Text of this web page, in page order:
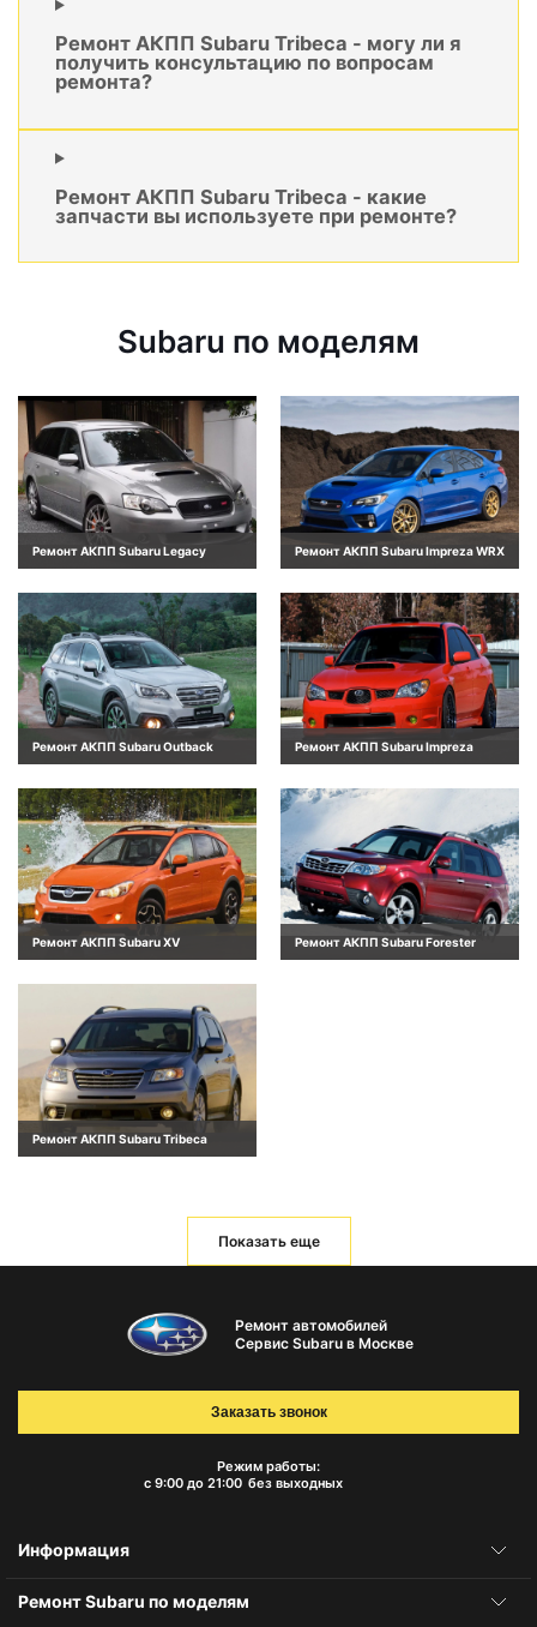
Ремонт АКПП Subaru Tribeca - могу ли я
получить консультацию по вопросам
ремонта?
Ремонт АКПП Subaru Tribeca - какие
запчасти вы используете при ремонте?
Subaru по моделям
Ремонт АКПП Subaru Legacy Ремонт АКПП Subaru Impreza WRX
Ремонт АКПП Subaru Outback Ремонт АКПП Subaru Impreza
Ремонт АКПП Subaru XV Ремонт АКПП Subaru Forester
Ремонт АКПП Subaru Tribeca
Показать еще
Ремонт автомобилей
Сервис Subaru в Москве
Режим работы:
с 9:00 до 21:00 без выходных
Заказать звонок
Информация
Ремонт Subaru по моделям